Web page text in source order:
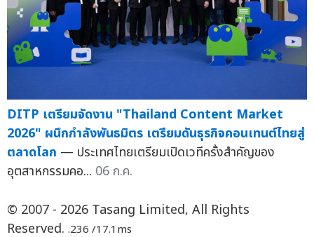
DITP เตรียมจัดงาน "Thailand Content Market
2026" ผนึกกำลังพันธมิตร เตรียมดันธุรกิจคอนเทนต์ไทยสู่
ตลาดโลก — ประเทศไทยเตรียมเปิดเวทีครั้งสำคัญของ
อุตสาหกรรมคอ... 06 ก.ค.
© 2007 - 2026 Tasang Limited, All Rights
Reserved. .236 /17.1ms